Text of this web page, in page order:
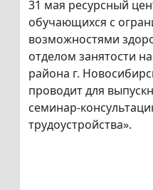
31 мая ресурсный
обучающихся с
возможностями
отделом занятости
района г.
проводит для
семинар-
трудоустройства».